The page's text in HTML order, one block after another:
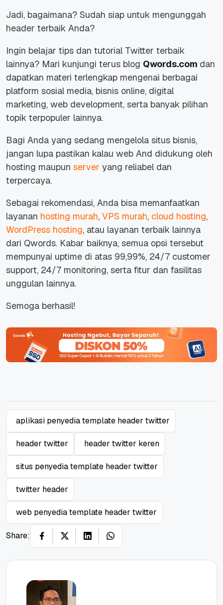
Jadi, bagaimana? Sudah siap untuk mengunggah
header terbaik Anda?
Ingin belajar tips dan tutorial Twitter terbaik
lainnya? Mari kunjungi terus blog Qwords.com dan
dapatkan materi terlengkap mengenai berbagai
platform sosial media, bisnis online, digital
marketing, web development, serta banyak pilihan
topik terpopuler lainnya.
Bagi Anda yang sedang mengelola situs bisnis,
jangan lupa pastikan kalau web And didukung oleh
hosting maupun server yang reliabel dan
terpercaya.
Sebagai rekomendasi, Anda bisa memanfaatkan
layanan hosting murah, VPS murah, cloud hosting,
WordPress hosting, atau layanan terbaik lainnya
dari Qwords. Kabar baiknya, semua opsi tersebut
mempunyai uptime di atas 99,99%, 24/7 customer
support, 24/7 monitoring, serta fitur dan fasilitas
unggulan lainnya.
Semoga berhasil!
aplikasi penyedia template header twitter
header twitter header twitter keren
situs penyedia template header twitter
twitter header
web penyedia template header twitter
Share: